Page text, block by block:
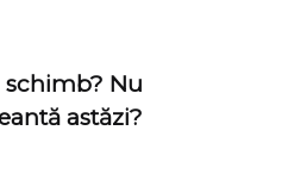
schimb? Nu
astăzi?